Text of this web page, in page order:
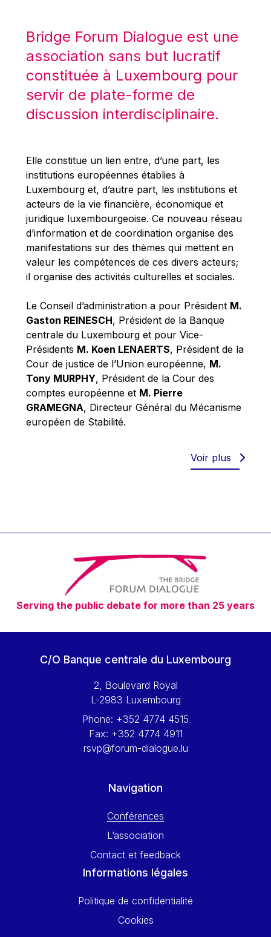
Mario Centeno
Mario Monti
Maroš ŠEFČOVIČ
Martin Bailey
Martine Reicherts
Michael Sohlman
Michel Goedert
Mireille Delmas-Marty
Nobuo Tanaka
Otmar Issing
Paolo Mengozzi
Paschal Donohoe
Pat Cox
Patrizia Nanz
Philippe Maystadt
Pierre Gramegna
Richard Pelly
Robert Goebbels
Robert REYNDERS
Timothy Radcliffe
Vaclav Klaus
Vassilios Skouris
Vítor Manuel da Silva Caldeira
Viviane Reding
Walter Hagg
Wolfgang Ketterle
Yossi Beillin
Yves FRANCHET
Bridge Forum Dialogue est une
association sans but lucratif
constituée à Luxembourg pour
servir de plate-forme de
discussion interdisciplinaire.
Elle constitue un lien entre, d’une part, les
institutions européennes établies à
Luxembourg et, d’autre part, les institutions et
acteurs de la vie financière, économique et
juridique luxembourgeoise. Ce nouveau réseau
d’information et de coordination organise des
manifestations sur des thèmes qui mettent en
valeur les compétences de ces divers acteurs;
il organise des activités culturelles et sociales.
Le Conseil d’administration a pour Président M.
Gaston REINESCH, Président de la Banque
centrale du Luxembourg et pour Vice-
Présidents M. Koen LENAERTS, Président de la
Cour de justice de l’Union européenne, M.
Tony MURPHY, Président de la Cour des
comptes européenne et M. Pierre
GRAMEGNA, Directeur Général du Mécanisme
européen de Stabilité.
Voir plus
Serving the public debate for more than 25 years
C/O Banque centrale du Luxembourg
2, Boulevard Royal
L-2983 Luxembourg
Phone: +352 4774 4515
Fax: +352 4774 4911
rsvp@forum-dialogue.lu
Navigation
Conférences
L’association
Contact et feedback
Informations légales
Politique de confidentialité
Cookies